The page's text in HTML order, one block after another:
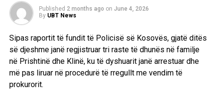
Published 2 months ago on June 4, 2026
By UBT News
Sipas raportit të fundit të Policisë së Kosovës, gjatë ditës
së djeshme janë regjistruar tri raste të dhunës në familje
në Prishtinë dhe Klinë, ku të dyshuarit janë arrestuar dhe
më pas liruar në procedurë të rregullt me vendim të
prokurorit.